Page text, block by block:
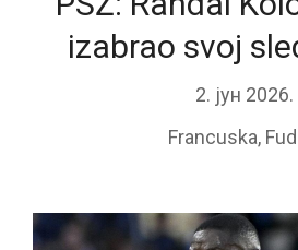
izabrao svoj
2. јун 2026.
Francuska,